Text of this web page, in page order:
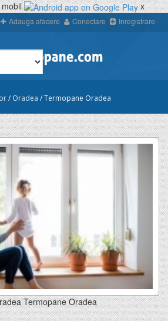
mobil x
Adauga afacere Conectare Inregistrare
/ Oradea /Termopane Oradea
Termopane Oradea